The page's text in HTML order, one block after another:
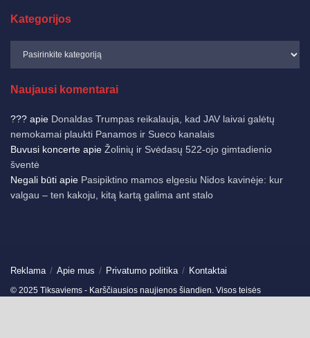
Kategorijos
Naujausi komentarai
??? apie Donaldas Trumpas reikalauja, kad JAV laivai galėtų
nemokamai plaukti Panamos ir Sueco kanalais
Buvusi koncerte apie Žolinių ir Svėdasų 522-ojo gimtadienio
šventė
Negali būti apie Pasipiktino mamos elgesiu Nidos kavinėje: kur
valgau – ten kakoju, kitą kartą galima ant stalo
Reklama Apie mus Privatumo politika Kontaktai
© 2025 Tiksaviems - Karščiausios naujienos šiandien. Visos teisės